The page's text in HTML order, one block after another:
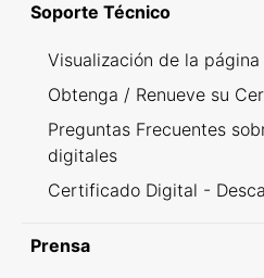
Soporte Técnico
Visualización de la página
Obtenga / Renueve su
Preguntas Frecuentes
digitales
Certificado Digital -
Prensa